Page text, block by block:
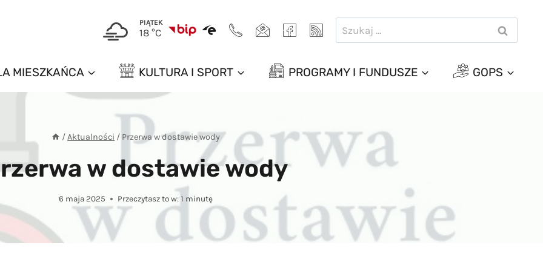
PIĄTEK
18 °C
Szukaj:
MIESZKAŃCA KULTURA I SPORT PROGRAMY I FUNDUSZE GOPS
/Aktualności / Przerwa w dostawie wody
w dostawie wody
6 maja 2025 Przeczytasz to w: 1 minutę